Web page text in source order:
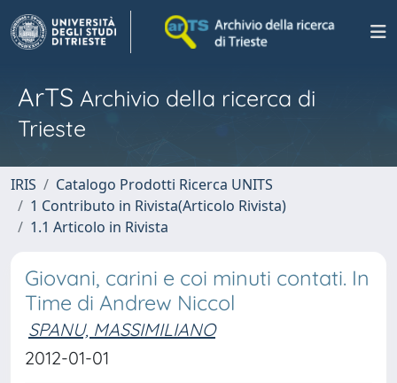
ArTS Archivio della ricerca di
Trieste
IRIS
Catalogo Prodotti Ricerca UNITS
1 Contributo in Rivista(Articolo Rivista)
1.1 Articolo in Rivista
Giovani, carini e coi minuti contati. In
Time di Andrew Niccol
SPANU, MASSIMILIANO
2012-01-01